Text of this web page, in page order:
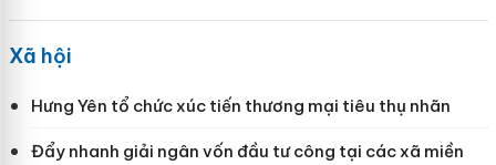
Xã hội
Hưng Yên tổ chức xúc tiến thương mại tiêu thụ nhãn
Đẩy nhanh giải ngân vốn đầu tư công tại các xã miền